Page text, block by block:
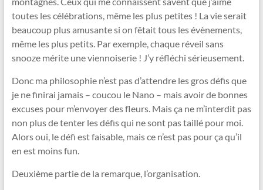
toutes les célébrations, même les plus petites ! La vie serait
beaucoup plus amusante si on fêtait tous les évènements,
même les plus petits. Par exemple, chaque réveil sans
snooze mérite une viennoiserie ! J’y réfléchi sérieusement.
Donc ma philosophie n’est pas d’attendre les gros défis que
je ne finirai jamais – coucou le Nano – mais avoir de bonnes
excuses pour m’envoyer des fleurs. Mais ça ne m’interdit pas
non plus de tenter les défis qui ne sont pas taillé pour moi.
Alors oui, le défi est faisable, mais ce n’est pas pour ça qu’il
en est moins fun.
Deuxième partie de la remarque, l’organisation.